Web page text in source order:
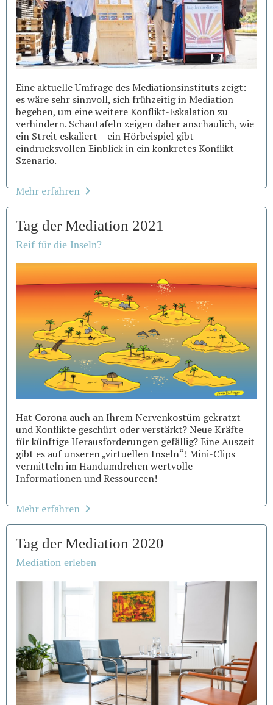
Eine aktuelle Umfrage des Mediationsinstituts zeigt:
es wäre sehr sinnvoll, sich frühzeitig in Mediation
begeben, um eine weitere Konflikt-Eskalation zu
verhindern. Schautafeln zeigen daher anschaulich, wie
ein Streit eskaliert – ein Hörbeispiel gibt
eindrucksvollen Einblick in ein konkretes Konflikt-
Szenario.
Mehr erfahren
Tag der Mediation 2021
Reif für die Inseln?
Hat Corona auch an Ihrem Nervenkostüm gekratzt
und Konflikte geschürt oder verstärkt? Neue Kräfte
für künftige Herausforderungen gefällig? Eine Auszeit
gibt es auf unseren „virtuellen Inseln“! Mini-Clips
vermitteln im Handumdrehen wertvolle
Informationen und Ressourcen!
Mehr erfahren
Tag der Mediation 2020
Mediation erleben